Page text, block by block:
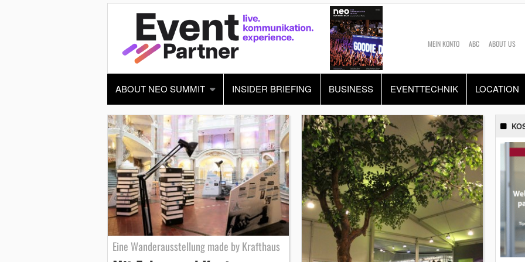
MEIN KONTO ABC ABOUT US
ABOUT NEO SUMMIT INSIDER BRIEFING BUSINESS EVENTTECHNIK LOCATION
Eine Wanderausstellung made by Krafthaus